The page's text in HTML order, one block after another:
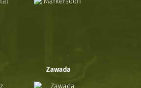
Zawada